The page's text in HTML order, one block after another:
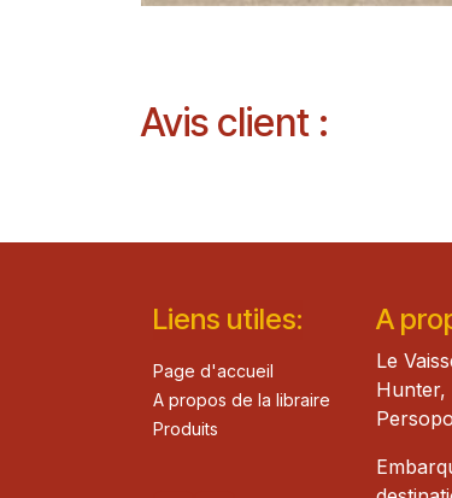
Avis client :
Lie​ns utiles:
Page d'accueil
A propos de la libraire
Produits
A
Le
Hunter,